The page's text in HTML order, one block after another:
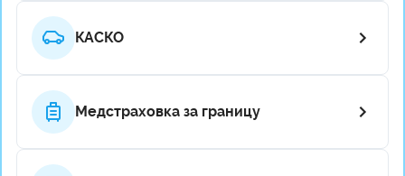
КАСКО
Медстраховка за границу